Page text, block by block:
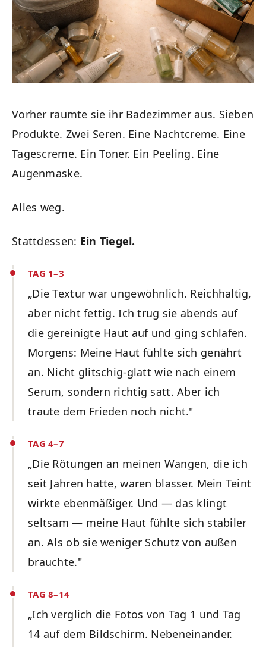
Vorher räumte sie ihr Badezimmer aus. Sieben
Produkte. Zwei Seren. Eine Nachtcreme. Eine
Tagescreme. Ein Toner. Ein Peeling. Eine
Augenmaske.
Alles weg.
Stattdessen: Ein Tiegel.
TAG 1–3
„Die Textur war ungewöhnlich. Reichhaltig,
aber nicht fettig. Ich trug sie abends auf
die gereinigte Haut auf und ging schlafen.
Morgens: Meine Haut fühlte sich genährt
an. Nicht glitschig-glatt wie nach einem
Serum, sondern richtig satt. Aber ich
traute dem Frieden noch nicht."
TAG 4–7
„Die Rötungen an meinen Wangen, die ich
seit Jahren hatte, waren blasser. Mein Teint
wirkte ebenmäßiger. Und — das klingt
seltsam — meine Haut fühlte sich stabiler
an. Als ob sie weniger Schutz von außen
brauchte."
TAG 8–14
„Ich verglich die Fotos von Tag 1 und Tag
14 auf dem Bildschirm. Nebeneinander.